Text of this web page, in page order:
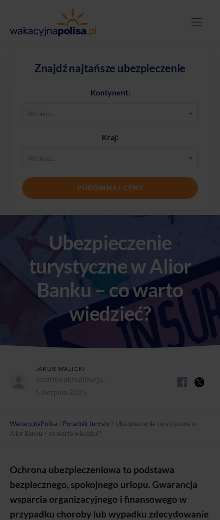
Znajdź najtańsze ubezpieczenie
Kontynent:
Kraj:
PORÓWNAJ CENY
Ubezpieczenie
turystyczne w Alior
Banku – co warto
wiedzieć?
JAKUB WALICKI
ostatnia aktualizacja:
5 sierpnia 2025
WakacyjnaPolisa / Poradnik turysty / Ubezpieczenie turystyczne w
Alior Banku – co warto wiedzieć?
Ochrona ubezpieczeniowa to podstawa
bezpiecznego, spokojnego urlopu. Gwarancja
wsparcia organizacyjnego i finansowego w
przypadku choroby lub wypadku zdecydowanie